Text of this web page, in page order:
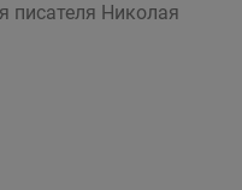
писателя Николая